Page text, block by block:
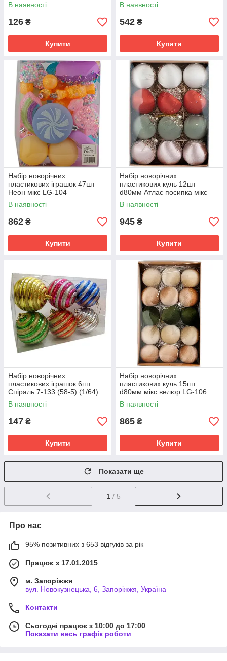
В наявності
126 ₴
Купити
В наявності
542 ₴
Купити
Набір новорічних
пластикових іграшок 47шт
Неон мікс LG-104
В наявності
862 ₴
Купити
Набір новорічних
пластикових куль 12шт
d80мм Атлас посипка мікс
LG-105
В наявності
945 ₴
Купити
Набір новорічних
пластикових іграшок 6шт
Спіраль 7-133 (58-5) (1/64)
Без бренду
В наявності
147 ₴
Купити
Набір новорічних
пластикових куль 15шт
d80мм мікс велюр LG-106
В наявності
865 ₴
Купити
Показати ще
1 / 5
Про нас
95% позитивних з 653 відгуків за рік
Працює з 17.01.2015
м. Запоріжжя
вул. Новокузнецька, 6, Запоріжжя, Україна
Контакти
Сьогодні працює з 10:00 до 17:00
Показати весь графік роботи